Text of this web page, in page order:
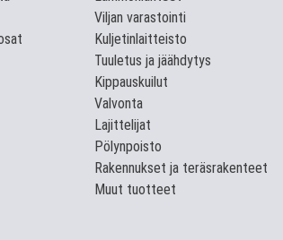
Viljan varastointi
Kuljetinlaitteisto
Tuuletus ja jäähdytys
Kippauskuilut
Valvonta
Lajittelijat
Pölynpoisto
Rakennukset ja teräsrakenteet
Muut tuotteet